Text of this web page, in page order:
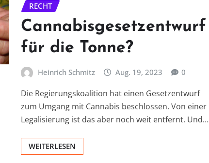
RECHT
Cannabisgesetzentwurf
für die Tonne?
Heinrich Schmitz Aug. 19, 2023 0
Die Regierungskoalition hat einen Gesetzentwurf
zum Umgang mit Cannabis beschlossen. Von einer
Legalisierung ist das aber noch weit entfernt. Und…
WEITERLESEN